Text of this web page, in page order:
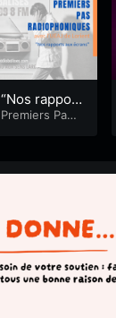
“Nos rapport
s aux écran
Premiers Pas